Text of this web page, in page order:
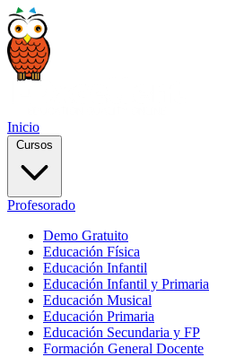
Inicio
Cursos
Profesorado
Demo Gratuito
Educación Física
Educación Infantil
Educación Infantil y Primaria
Educación Musical
Educación Primaria
Educación Secundaria y FP
Formación General Docente